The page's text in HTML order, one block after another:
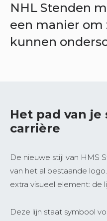
NHL Stenden
een manier om
kunnen
Het pad van je
carrière
De nieuwe stijl van HMS
van het al bestaande
extra visueel element: de
Deze lijn staat symbool